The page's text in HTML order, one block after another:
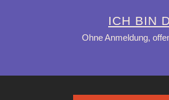
ICH BIN
Ohne Anmeldung,